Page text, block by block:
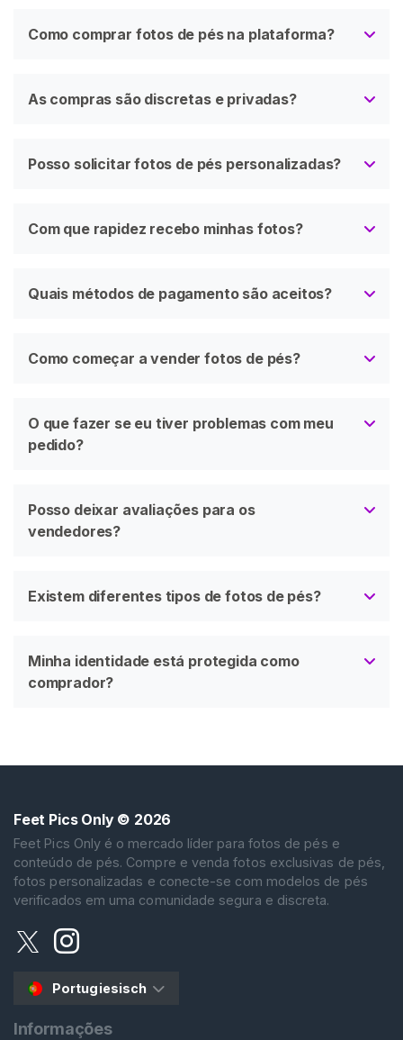
Como comprar fotos de pés na plataforma?
As compras são discretas e privadas?
Posso solicitar fotos de pés personalizadas?
Com que rapidez recebo minhas fotos?
Quais métodos de pagamento são aceitos?
Como começar a vender fotos de pés?
O que fazer se eu tiver problemas com meu
pedido?
Posso deixar avaliações para os
vendedores?
Existem diferentes tipos de fotos de pés?
Minha identidade está protegida como
comprador?
Feet Pics Only© 2026
Feet Pics Only é o mercado líder para fotos de pés e
conteúdo de pés. Compre e venda fotos exclusivas de pés,
fotos personalizadas e conecte-se com modelos de pés
verificados em uma comunidade segura e discreta.
Portugiesisch
Informações